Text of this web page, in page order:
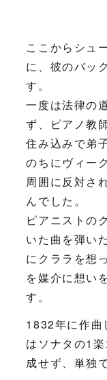
ここからシュ
に、彼のバッ
す。
一度は法律の
ず、ピアノ教
住み込みで弟
のちにヴィー
周囲に反対さ
んでした。
ピアニストの
いた曲を弾い
にクララを想
を媒介に想い
す。
1832年に作
はソナタの1
成せず、単独